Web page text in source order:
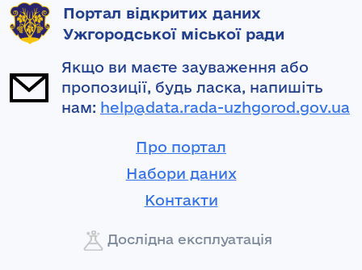
Портал відкритих даних
Ужгородської міської ради
Якщо ви маєте зауваження або
пропозиції, будь ласка, напишіть
нам: help@data.rada-uzhgorod.gov.ua
Про портал
Набори даних
Контакти
Дослідна експлуатація